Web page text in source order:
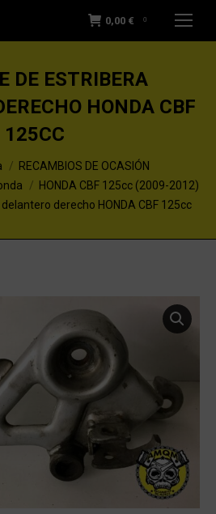
0,00 € 0
DE ESTRIBERA
HONDA CBF
125CC
RECAMBIOS DE OCASIÓN
HONDA CBF 125cc (2009-2012)
derecho HONDA CBF 125cc